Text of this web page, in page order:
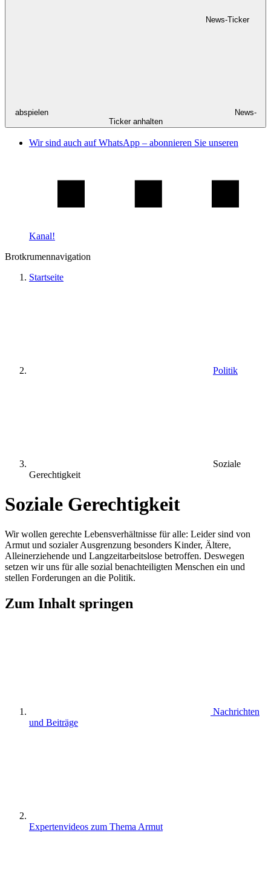
News-Ticker
abspielen
News-
Ticker anhalten
Wir sind auch auf WhatsApp – abonnieren Sie unseren
Kanal!
Brotkrumennavigation
Startseite
Politik
Soziale
Gerechtigkeit
Soziale Gerechtigkeit
Wir wollen gerechte Lebensverhältnisse für alle: Leider sind von
Armut und sozialer Ausgrenzung besonders Kinder, Ältere,
Alleinerziehende und Langzeitarbeitslose betroffen. Deswegen
setzen wir uns für alle sozial benachteiligten Menschen ein und
stellen Forderungen an die Politik.
Zum Inhalt springen
Nachrichten
und Beiträge
Expertenvideos zum Thema Armut